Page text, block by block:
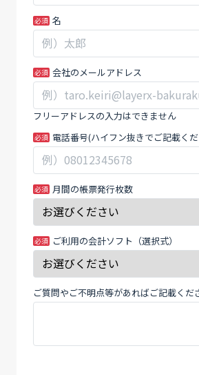
力
し
た
請
求
書
の
送
付
を
ラ
ク
に
す
る
シ
ス
テ
ム
名
会社のメールアドレス
フリーアドレスの入力はできません
電話番号(ハイフン抜きでご記載く
月間の帳票発行枚数
ご利用の会計ソフト（選択式）
ご質問やご不明点等があればご記載くだ
こ
の
フ
ィ
ー
ル
ド
は
空
白
の
ま
ま
に
し
て
く
だ
さ